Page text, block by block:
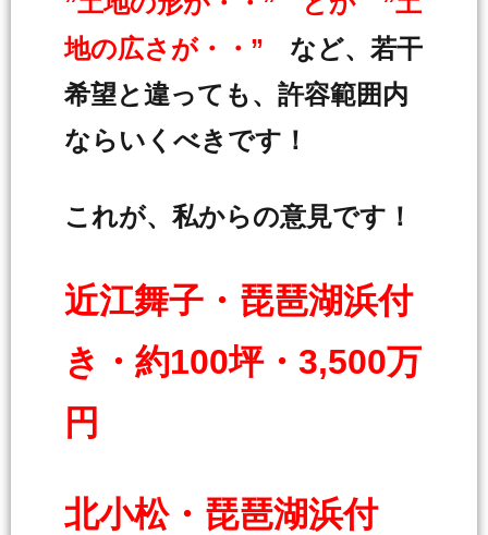
地の広さが・・” など、若干
希望と違っても、許容範囲内
ならいくべきです！
これが、私からの意見です！
近江舞子・琵琶湖浜付
き・約100坪・3,500万
円
北小松・琵琶湖浜付